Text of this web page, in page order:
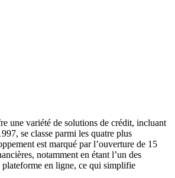
une variété de solutions de crédit, incluant
se classe parmi les quatre plus
est marqué par l’ouverture de 15
notamment en étant l’un des
plateforme en ligne, ce qui simplifie